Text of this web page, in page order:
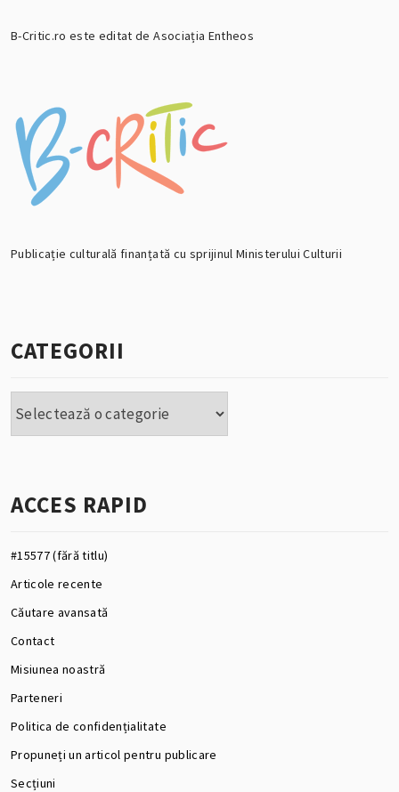
B-Critic.ro este editat de Asociația Entheos
Publicație culturală finanțată cu sprijinul Ministerului Culturii
CATEGORII
ACCES RAPID
#15577 (fără titlu)
Articole recente
Căutare avansată
Contact
Misiunea noastră
Parteneri
Politica de confidențialitate
Propuneți un articol pentru publicare
Secțiuni